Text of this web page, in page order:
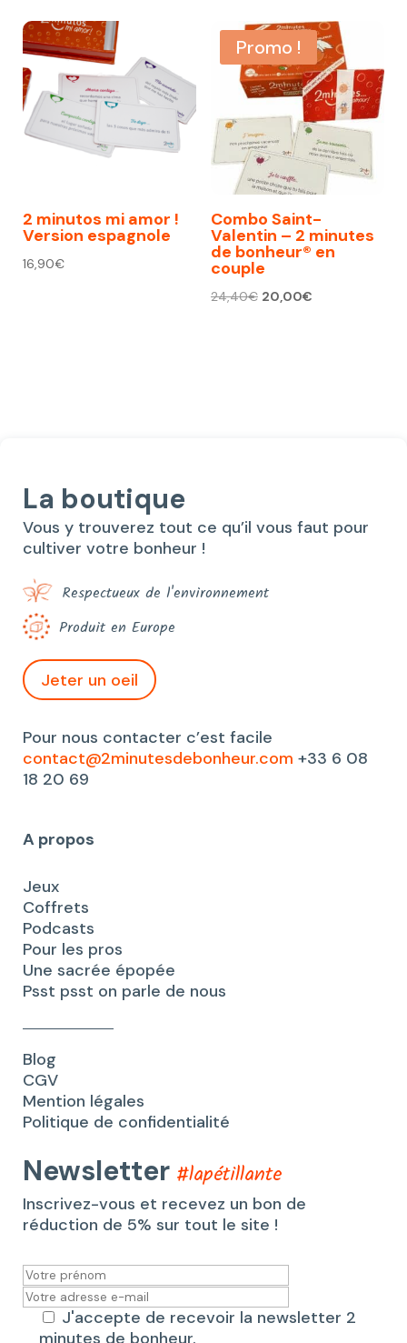
2 minutos mi amor !
Version espagnole
16,90€
Promo !
Combo Saint-
Valentin – 2 minutes
de bonheur® en
couple
24,40€ Le
20,00€Le
La boutique
Vous y trouverez tout ce qu’il vous faut pour
cultiver votre bonheur !
Respectueux de l'environnement
Produit en Europe
Jeter un oeil
Pour nous contacter c’est facile
contact@2minutesdebonheur.com +33 6 08
18 20 69
A propos
Jeux
Coffrets
Podcasts
Pour les pros
Une sacrée épopée
Psst psst on parle de nous
Blog
CGV
Mention légales
Politique de confidentialité
Newsletter #lapétillante
Inscrivez-vous et recevez un bon de
réduction de 5% sur tout le site !
J'accepte de recevoir la newsletter 2
minutes de bonheur.